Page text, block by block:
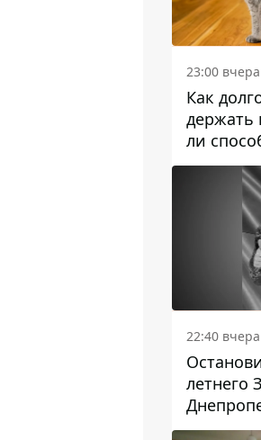
23:00 вчера
Как
держать
ли
22:40 вчера
летнего
Евгения